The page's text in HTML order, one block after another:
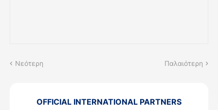
Νεότερη Παλαιότερη
OFFICIAL INTERNATIONAL PARTNERS